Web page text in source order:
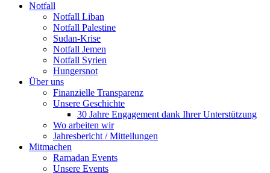
Notfall
Notfall Liban
Notfall Palestine
Sudan-Krise
Notfall Jemen
Notfall Syrien
Hungersnot
Über uns
Finanzielle Transparenz
Unsere Geschichte
30 Jahre Engagement dank Ihrer Unterstützung
Wo arbeiten wir
Jahresbericht / Mitteilungen
Mitmachen
Ramadan Events
Unsere Events